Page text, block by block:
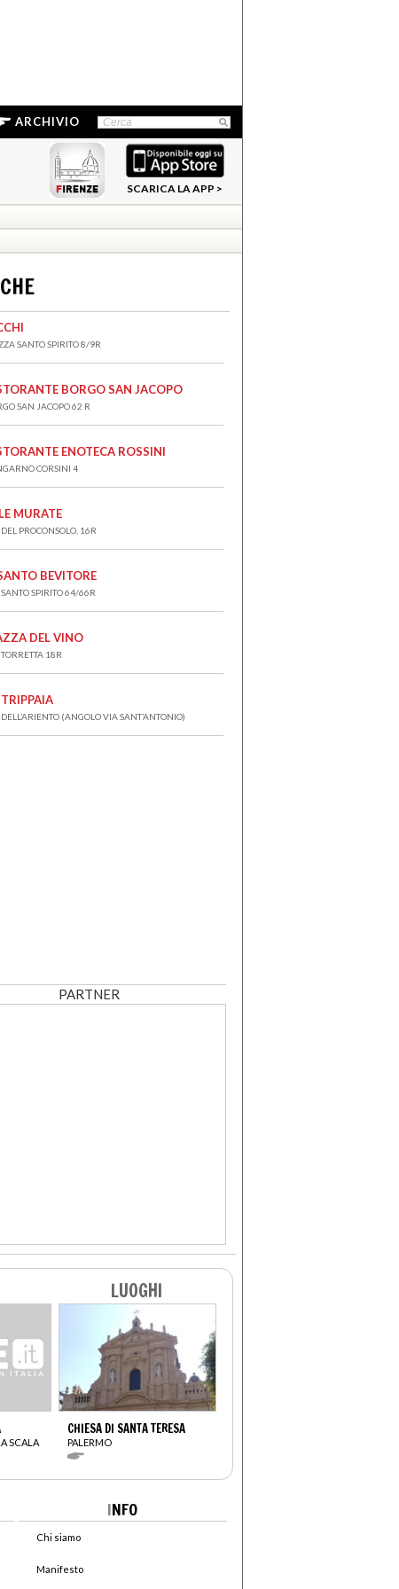
ARCHIVIO
SCARICA LA APP >
SANTO SPIRITO 8/9R
BORGO SAN JACOPO
SAN JACOPO 62 R
ENOTECA ROSSINI
CORSINI 4
MURATE
PROCONSOLO, 16R
BEVITORE
SPIRITO 64/66R
DEL VINO
18R
(ANGOLO VIA SANT’ANTONIO)
PARTNER
SCALA
LUOGHI
CHIESA DI SANTA TERESA
PALERMO
INFO
Chi siamo
Manifesto